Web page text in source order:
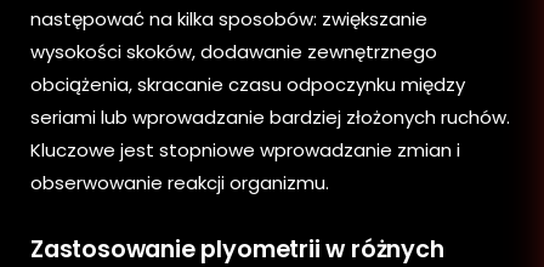
następować na kilka sposobów: zwiększanie
wysokości skoków, dodawanie zewnętrznego
obciążenia, skracanie czasu odpoczynku między
seriami lub wprowadzanie bardziej złożonych ruchów.
Kluczowe jest stopniowe wprowadzanie zmian i
obserwowanie reakcji organizmu.
Zastosowanie plyometrii w różnych